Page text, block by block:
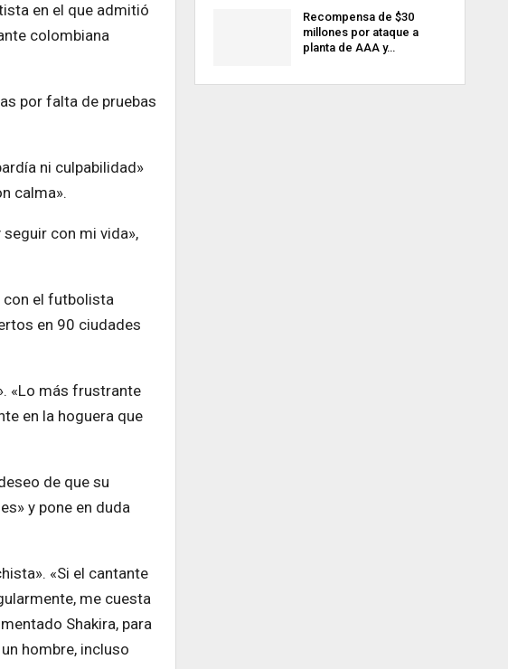
en el que admitió
colombiana
por falta de pruebas
ni culpabilidad»
calma».
con mi vida»,
con el futbolista
en 90 ciudades
«Lo más frustrante
en la hoguera que
de que su
y pone en duda
«Si el cantante
me cuesta
Shakira, para
hombre, incluso
Recompensa de $30
millones por ataque a
planta de AAA y…